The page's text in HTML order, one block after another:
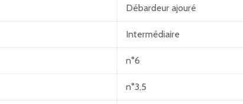
Débardeur ajouré
Intermédiaire
n°6
n°3,5